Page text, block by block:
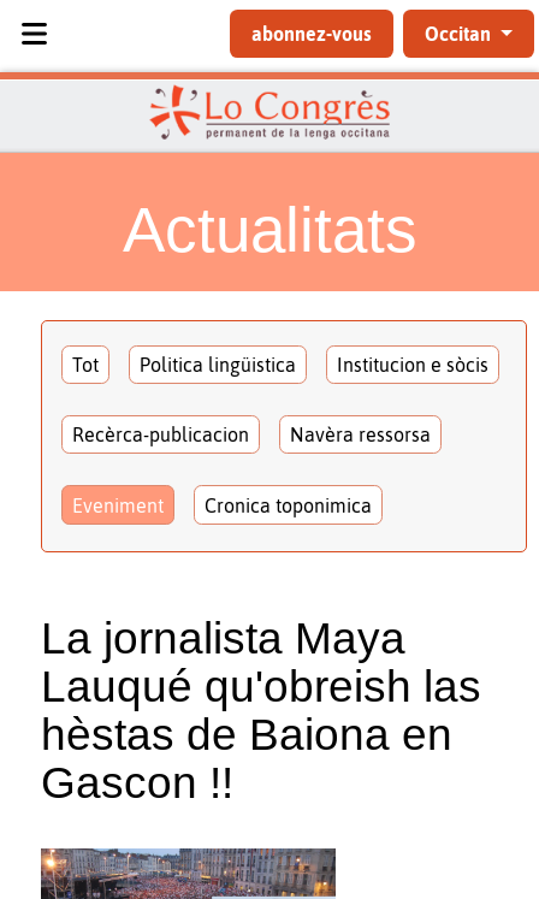
abonnez-vous Occitan
Actualitats
Tot Politica lingüistica Institucion e sòcis
Recèrca-publicacion Navèra ressorsa
Eveniment Cronica toponimica
La jornalista Maya
Lauqué qu'obreish las
hèstas de Baiona en
Gascon !!